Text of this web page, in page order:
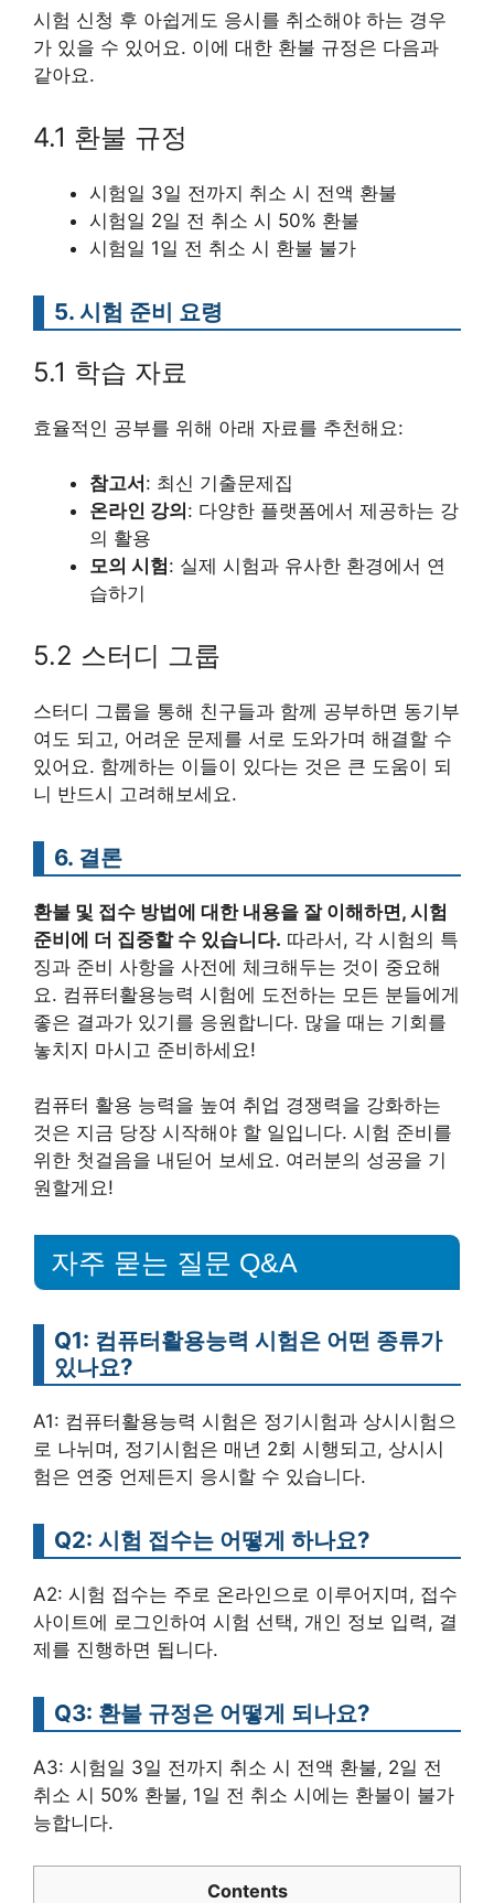
시험 신청 후 아쉽게도 응시를 취소해야 하는 경우
가 있을 수 있어요. 이에 대한 환불 규정은 다음과
같아요.
4.1 환불 규정
시험일 3일 전까지 취소 시 전액 환불
시험일 2일 전 취소 시 50% 환불
시험일 1일 전 취소 시 환불 불가
5. 시험 준비 요령
5.1 학습 자료
효율적인 공부를 위해 아래 자료를 추천해요:
참고서 : 최신 기출문제집
온라인 강의 : 다양한 플랫폼에서 제공하는 강
의 활용
모의 시험: 실제 시험과 유사한 환경에서 연
습하기
5.2 스터디 그룹
스터디 그룹을 통해 친구들과 함께 공부하면 동기부
여도 되고, 어려운 문제를 서로 도와가며 해결할 수
있어요. 함께하는 이들이 있다는 것은 큰 도움이 되
니 반드시 고려해보세요.
6. 결론
환불 및 접수 방법에 대한 내용을 잘 이해하면, 시험
준비에 더 집중할 수 있습니다. 따라서, 각 시험의 특
징과 준비 사항을 사전에 체크해두는 것이 중요해
요. 컴퓨터활용능력 시험에 도전하는 모든 분들에게
좋은 결과가 있기를 응원합니다. 많을 때는 기회를
놓치지 마시고 준비하세요!
컴퓨터 활용 능력을 높여 취업 경쟁력을 강화하는
것은 지금 당장 시작해야 할 일입니다. 시험 준비를
위한 첫걸음을 내딛어 보세요. 여러분의 성공을 기
원할게요!
자주 묻는 질문 Q&A
Q1: 컴퓨터활용능력 시험은 어떤 종류가
있나요?
A1: 컴퓨터활용능력 시험은 정기시험과 상시시험으
로 나뉘며, 정기시험은 매년 2회 시행되고, 상시시
험은 연중 언제든지 응시할 수 있습니다.
Q2: 시험 접수는 어떻게 하나요?
A2: 시험 접수는 주로 온라인으로 이루어지며, 접수
사이트에 로그인하여 시험 선택, 개인 정보 입력, 결
제를 진행하면 됩니다.
Q3: 환불 규정은 어떻게 되나요?
A3: 시험일 3일 전까지 취소 시 전액 환불, 2일 전
취소 시 50% 환불, 1일 전 취소 시에는 환불이 불가
능합니다.
Contents